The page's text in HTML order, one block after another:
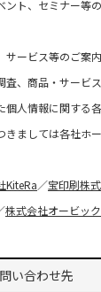
ント、セミナー等
サービス等のご案
査、商品・サービ
個人情報に関する
きましては各社ホ
KiteRa／宝印刷株
株式会社オービッ
問い合わせ先